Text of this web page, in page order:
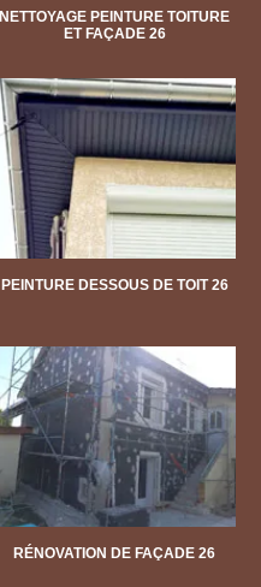
NETTOYAGE PEINTURE TOITURE
ET FAÇADE 26
PEINTURE DESSOUS DE TOIT 26
RÉNOVATION DE FAÇADE 26